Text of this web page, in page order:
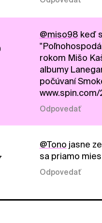
@miso98 keď
rokom Mišo
albumy
počúvaní
Odpovedať
@Tono jasne
sa priamo
Odpovedať